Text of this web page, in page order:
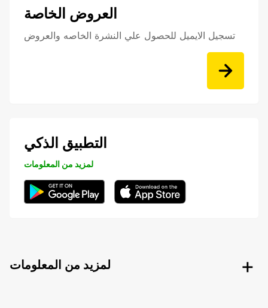
العروض الخاصة
تسجيل الايميل للحصول علي النشرة الخاصه والعروض
التطبيق الذكي
لمزيد من المعلومات
لمزيد من المعلومات